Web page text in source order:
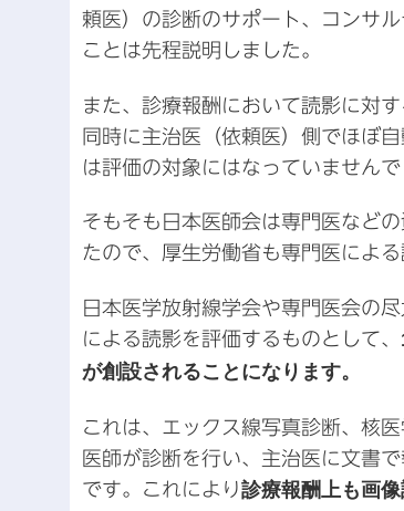
頼医）の診断のサポート、コンサ
ことは先程説明しました。
また、診療報酬において読影に対
同時に主治医（依頼医）側でほぼ
は評価の対象にはなっていませんで
そもそも日本医師会は専門医など
たので、厚生労働省も専門医によ
日本医学放射線学会や専門医会の
による読影を評価するものとして、
が創設されることになります。
これは、エックス線写真診断、核
医師が診断を行い、主治医に文書
です。これにより診療報酬上も画